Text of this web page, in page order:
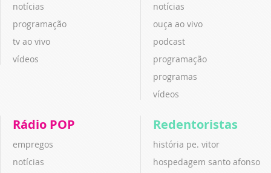
notícias
programação
tv ao vivo
vídeos
notícias
ouça ao vivo
podcast
programação
programas
vídeos
Rádio POP
empregos
notícias
Redentoristas
história pe. vitor
hospedagem santo afonso